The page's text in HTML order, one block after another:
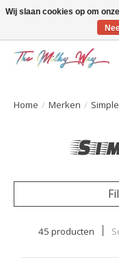
Home / Merken /
45 producten
Wij slaan cookies op om